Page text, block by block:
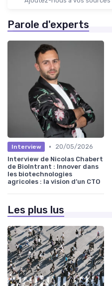
Parole d'experts
Interview •
20/05/2026
Interview de Nicolas Chabert
de BioIntrant : Innover dans
les biotechnologies
agricoles : la vision d’un CTO
Les plus lus